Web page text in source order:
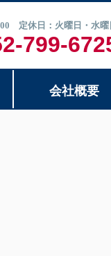
定休日：火曜日・水曜
799-
会社概要